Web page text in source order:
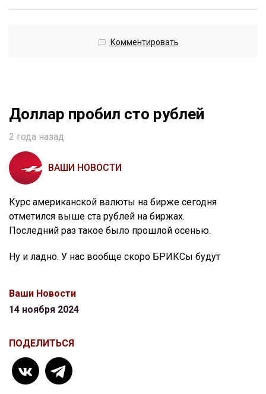
Комментировать
Доллар пробил сто рублей
2 года назад
ВАШИ НОВОСТИ
Курс американской валюты на бирже сегодня
отметился выше ста рублей на биржах.
Последний раз такое было прошлой осенью.
Ну и ладно. У нас вообще скоро БРИКСы будут
Ваши Новости
14 ноября 2024
ПОДЕЛИТЬСЯ